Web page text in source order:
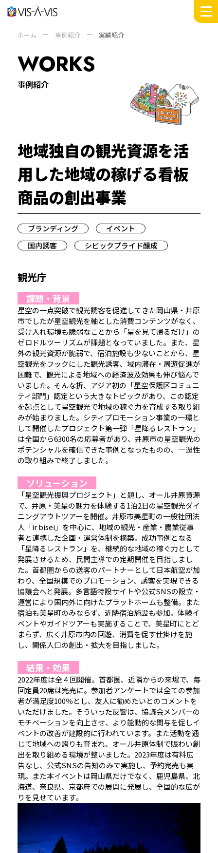
MESSAGE
INSIGHTS
DOMAIN
COMPANY +
SUSTAINABILITY
NEWS
RECRUIT
ホーム 事例紹介 実績紹介
WORKS
事例紹介
地域独自の観光資源を活
用した地域の稼げる看板
商品の創出事業
ブランディング
イベント
国内誘客
シビックプライド醸成
観光庁
課題・背景
星空の一点突破で観光誘客を促進してきた岡山県・井原
市でしたが星空観光を軸とした消費コンテンツがなく、
受け入れ環境も脆弱なことから「星を見て帰るだけ」の
ゼロドルツーリズムが課題となっていました。また、星
外の観光資源が脆弱で、宿泊施設も少ないことから、星
空観光をフックにした観光誘客、域内滞在・周遊促進が
困難で、観光による地域への経済波及効果も伸び悩んで
いました。そんな折、アジア初の「星空保護区コミュニ
ティ部門」認定という大きなトピックがあり、この認定
を起点として星空観光で地域の稼ぐ力を育成する取り組
みが始まりました。シティプロモーション事業の一環と
して開催したプロジェクト第一弾「星降るレストラン」
は全国から6300名の応募者があり、井原市の星空観光の
ポテンシャルを確信できた事例となったものの、一過性
の取り組みで終了しました。
ソリューション
「星空観光振興プロジェクト」と題し、オール井原資源
で、井原・美星の魅力を体験する1泊2日の星空観光ダイ
ニングアウトツアーを開催。井原市美星町の一般社団法
人「ir bisei」を中心に、地域の観光・産業・農業従事
者と連携した企画・運営体制を構築。成功事例となる
「星降るレストラン」を、継続的な地域の稼ぐ力として
発展させるため、民間主導での定期開催を目指しまし
た。首都圏からの送客のパートナーとして日本航空が加
わり、全国規模でのプロモーション、誘客を実現できる
協議会へと発展。多言語特設サイトや公式SNSの設立・
運営により国内外に向けたプラットホームも整備。また
宿泊も美星町のみならず、近隣宿泊施設も参加。体験イ
ベントやガイドツアーも実施することで、美星町にとど
まらず、広く井原市内の回遊、消費を促す仕掛けを施
し、関係人口の創出・拡大を目指しました。
結果・効果
2022年度は全４回開催。首都圏、近隣からの来場で、毎
回定員20席は完売に。参加者アンケートでは全ての参加
者が満足度100％とし、友人に勧めたいとのコメントを
いただけました。そういった反響は、協議会メンバーの
モチベーションを向上させ、より能動的な関与を促しイ
ベントの改善が建設的に行われています。また活動を通
じて地域への誇りも育まれ、オール井原体制で賑わい創
出を取り組める環境が整いました。2023年度は有料広
告なし、公式SNSの告知のみで実施し、予約完売も実
現。また本イベントは岡山県だけでなく、鹿児島県、北
海道、奈良県、京都府での展開に発展し、全国的な広が
りを見せています。